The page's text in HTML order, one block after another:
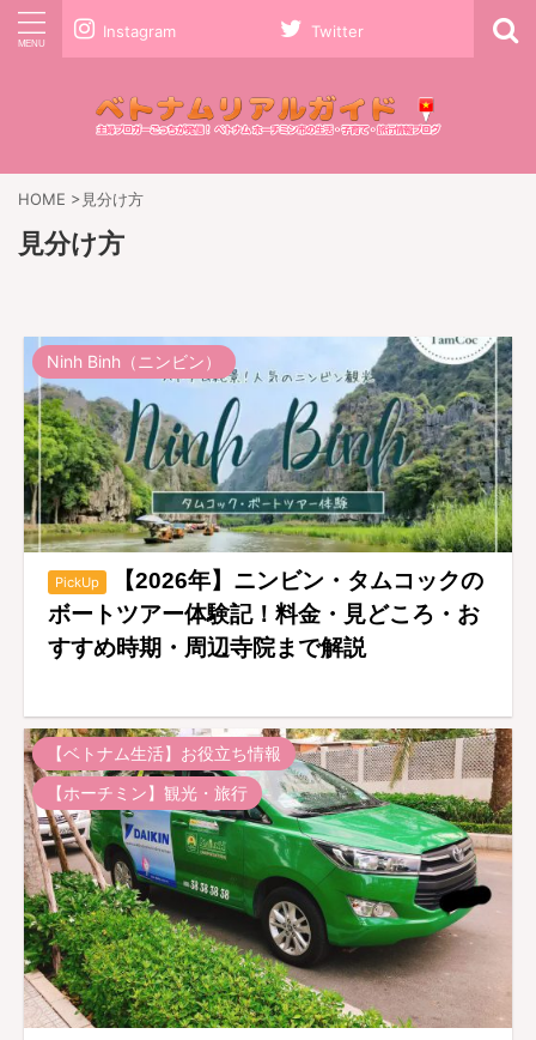
Instagram Twitter
HOME >見分け方
見分け方
Ninh Binh（ニンビン）
PickUp
【2026年】ニンビン・タムコックの
ボートツアー体験記！料金・見どころ・お
すすめ時期・周辺寺院まで解説
【ベトナム生活】お役立ち情報
【ホーチミン】観光・旅行